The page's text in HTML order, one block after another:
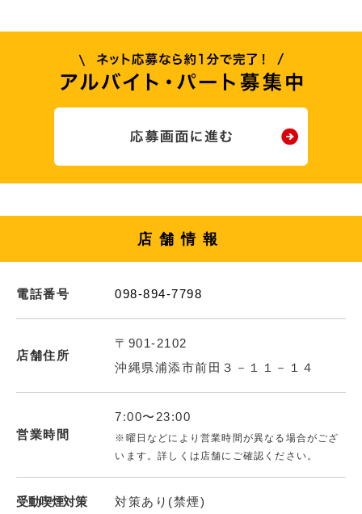
店舗情報
電話番号 098-894-7798
店舗住所
〒901-2102
沖縄県浦添市前田３－１１－１４
営業時間
7:00〜23:00
※曜日などにより営業時間が異なる場合がござ
います。詳しくは店舗にご確認ください。
受動喫煙対策 対策あり(禁煙)